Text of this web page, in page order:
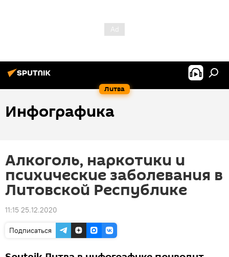
Литва
Инфографика
Алкоголь, наркотики и
психические заболевания в
Литовской Республике
11:15 25.12.2020
Подписаться